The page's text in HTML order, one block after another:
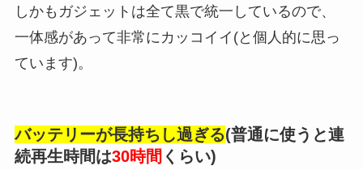
しかもガジェットは全て黒で統一しているので、
一体感があって非常にカッコイイ(と個人的に思っ
ています)。
バッテリーが長持ちし過ぎる(普通に使うと連
続再生時間は30時間 くらい)